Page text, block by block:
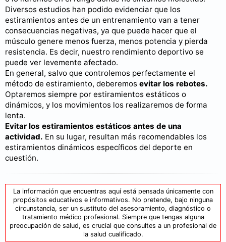
Diversos estudios han podido evidenciar que los
estiramientos antes de un entrenamiento van a tener
consecuencias negativas, ya que puede hacer que el
músculo genere menos fuerza, menos potencia y pierda
resistencia. Es decir, nuestro rendimiento deportivo se
puede ver levemente afectado.
En general, salvo que controlemos perfectamente el
método de estiramiento, deberemos evitar los rebotes.
Optaremos siempre por estiramientos estáticos o
dinámicos, y los movimientos los realizaremos de forma
lenta.
Evitar los estiramientos estáticos antes de una
actividad. En su lugar, resultan más recomendables los
estiramientos dinámicos específicos del deporte en
cuestión.
La información que encuentras aquí está pensada únicamente con
propósitos educativos e informativos. No pretende, bajo ninguna
circunstancia, ser un sustituto del asesoramiento, diagnóstico o
tratamiento médico profesional. Siempre que tengas alguna
preocupación de salud, es crucial que consultes a un profesional de
la salud cualificado.